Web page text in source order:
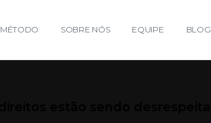
MÉTODO SOBRE NÓS EQUIPE BLOG